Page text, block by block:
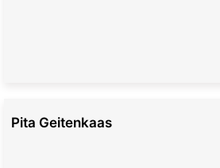
Pita Geitenkaas